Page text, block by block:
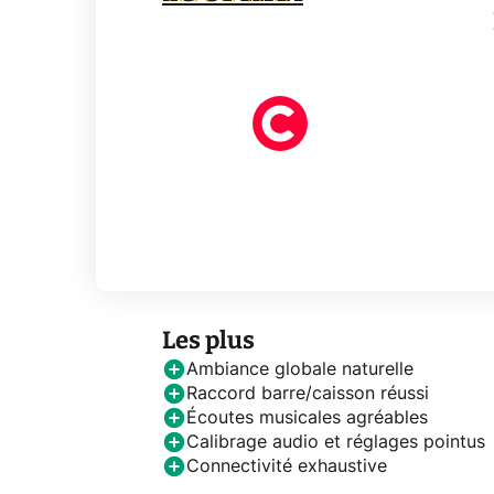
Les plus
Ambiance globale naturelle
Raccord barre/caisson réussi
Écoutes musicales agréables
Calibrage audio et réglages pointus
Connectivité exhaustive